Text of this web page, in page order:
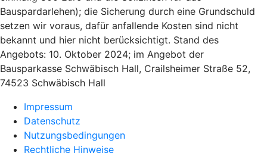
Bauspardarlehen); die Sicherung durch eine Grundschuld
setzen wir voraus, dafür anfallende Kosten sind nicht
bekannt und hier nicht berücksichtigt. Stand des
Angebots: 10. Oktober 2024; im Angebot der
Bausparkasse Schwäbisch Hall, Crailsheimer Straße 52,
74523 Schwäbisch Hall
Impressum
Datenschutz
Nutzungsbedingungen
Rechtliche Hinweise